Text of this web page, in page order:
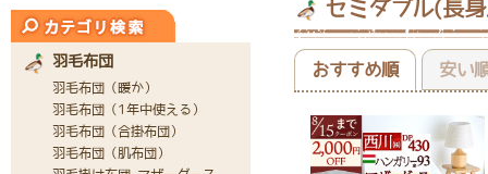
セミダブル(長
おすすめ順 安い